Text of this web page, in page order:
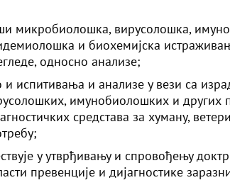
микробиолошка, вирусолошка,
и биохемијска
односно анализе;
и испитивања и анализе у вези са
имунобиолошких и других
средстава за хуману,
у утврђивању и спровођењу
превенције и дијагностике